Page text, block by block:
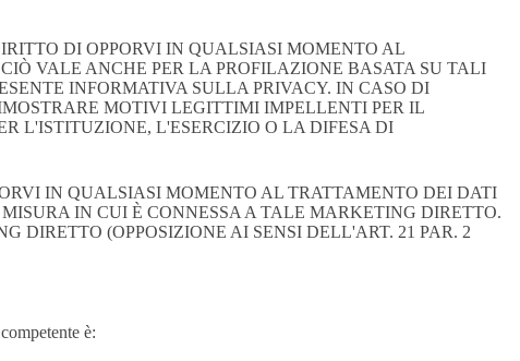
DI OPPORVI IN QUALSIASI MOMENTO AL
VALE ANCHE PER LA PROFILAZIONE BASATA SU TALI
INFORMATIVA SULLA PRIVACY. IN CASO DI
MOTIVI LEGITTIMI IMPELLENTI PER IL
L'ISTITUZIONE, L'ESERCIZIO O LA DIFESA DI
IN QUALSIASI MOMENTO AL TRATTAMENTO DEI DATI
IN CUI È CONNESSA A TALE MARKETING DIRETTO.
DIRETTO (OPPOSIZIONE AI SENSI DELL'ART. 21 PAR. 2
è: